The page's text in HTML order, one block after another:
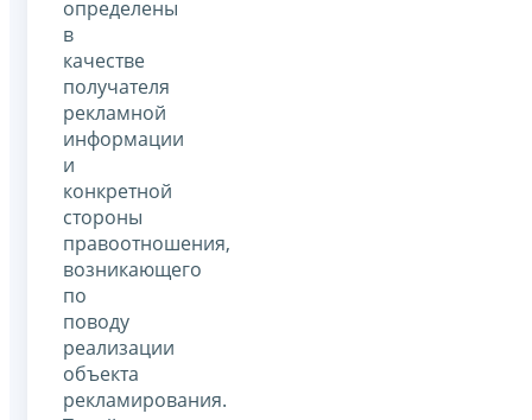
определены
в
качестве
получателя
рекламной
информации
и
конкретной
стороны
правоотношения,
возникающего
по
поводу
реализации
объекта
рекламирования.